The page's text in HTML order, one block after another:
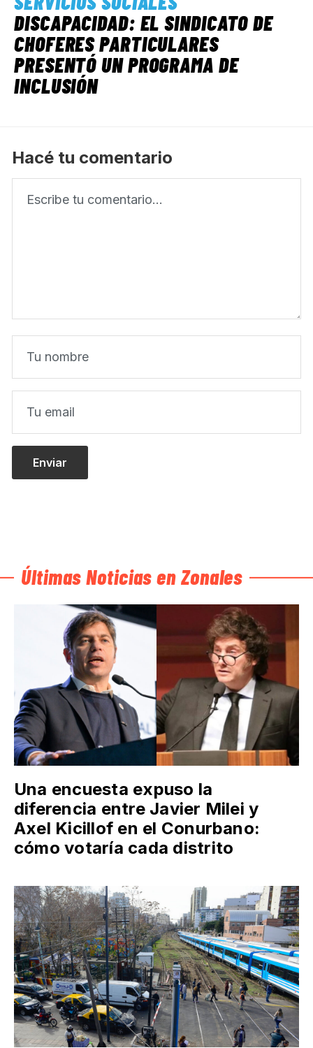
DISCAPACIDAD: EL SINDICATO DE
CHOFERES PARTICULARES
PRESENTÓ UN PROGRAMA DE
INCLUSIÓN
Hacé tu comentario
Últimas Noticias en Zonales
Una encuesta expuso la
diferencia entre Javier Milei y
Axel Kicillof en el Conurbano:
cómo votaría cada distrito